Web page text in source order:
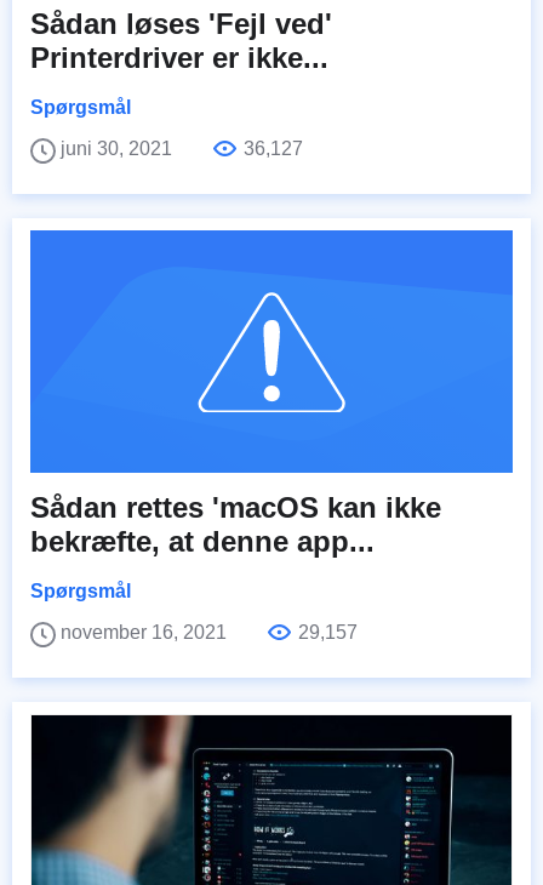
Sådan løses 'Fejl ved'
Printerdriver er ikke...
Spørgsmål
juni 30, 2021
36,127
Sådan rettes 'macOS kan ikke
bekræfte, at denne app...
Spørgsmål
november 16, 2021
29,157